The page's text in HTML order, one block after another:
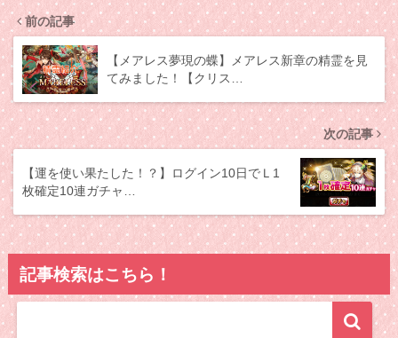
前の記事
【メアレス夢現の蝶】メアレス新章の精霊を見
てみました！【クリス…
次の記事
【運を使い果たした！？】ログイン10日でＬ1
枚確定10連ガチャ…
記事検索はこちら！